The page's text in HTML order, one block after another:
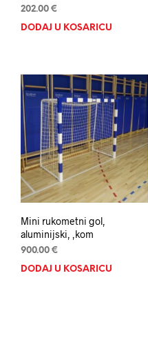
202.00 €
DODAJ U KOŠARICU
Mini rukometni gol,
aluminijski, ,kom
900.00 €
DODAJ U KOŠARICU